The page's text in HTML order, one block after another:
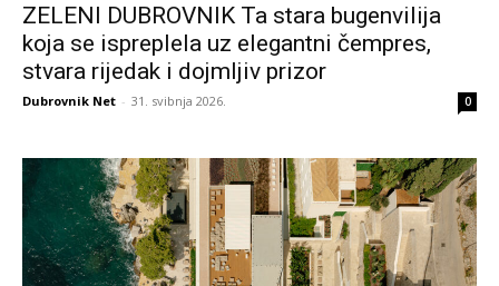
ZELENI DUBROVNIK Ta stara bugenvilija
koja se ispreplela uz elegantni čempres,
stvara rijedak i dojmljiv prizor
Dubrovnik Net - 31. svibnja 2026. 0